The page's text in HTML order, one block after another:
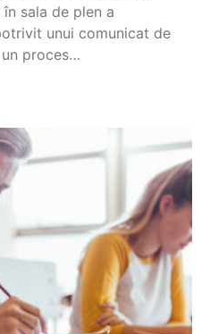
sala de plen a
unui comunicat de
proces…